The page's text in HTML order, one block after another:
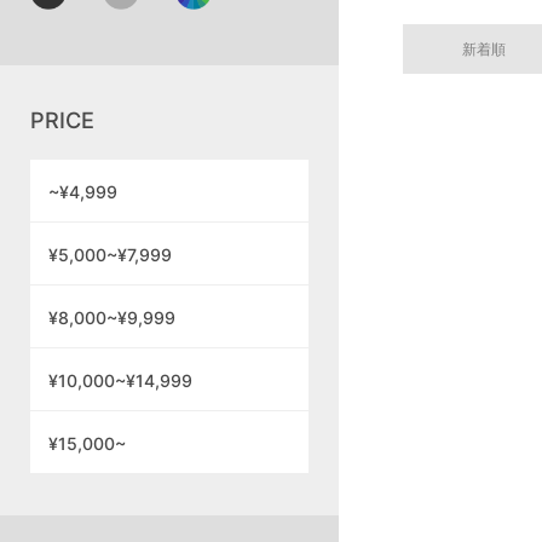
PRICE
~¥4,999
¥5,000~¥7,999
¥8,000~¥9,999
¥10,000~¥14,999
¥15,000~
新着順